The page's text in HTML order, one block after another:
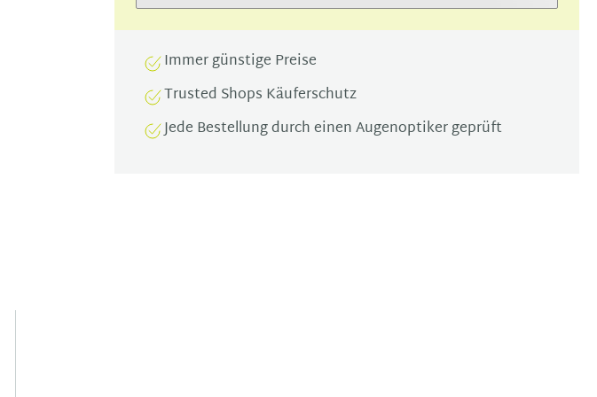
Immer günstige Preise
Trusted Shops Käuferschutz
Jede Bestellung durch einen Augenoptiker geprüft